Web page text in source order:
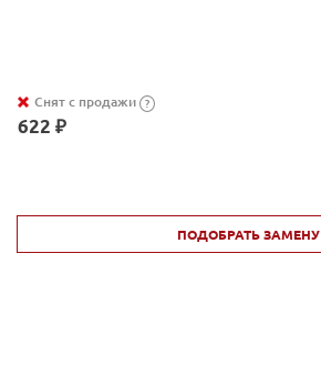
Снят с продажи ?
622 ₽
ПОДОБРАТЬ ЗАМЕНУ